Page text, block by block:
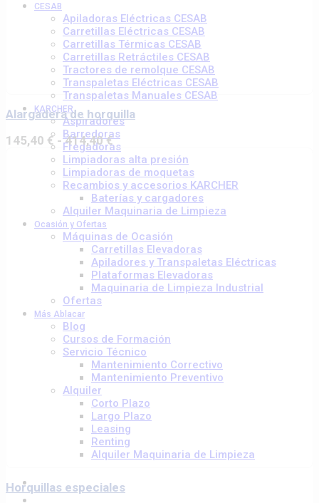
CESAB
Apiladoras Eléctricas CESAB
Carretillas Eléctricas CESAB
Carretillas Térmicas CESAB
Carretillas Retráctiles CESAB
Tractores de remolque CESAB
Transpaletas Eléctricas CESAB
Transpaletas Manuales CESAB
KARCHER
Aspiradores
Barredoras
Fregadoras
Limpiadoras alta presión
Limpiadoras de moquetas
Recambios y accesorios KARCHER
Baterías y cargadores
Alquiler Maquinaria de Limpieza
Ocasión y Ofertas
Máquinas de Ocasión
Carretillas Elevadoras
Apiladores y Transpaletas Eléctricas
Plataformas Elevadoras
Maquinaria de Limpieza Industrial
Ofertas
Más Ablacar
Blog
Cursos de Formación
Servicio Técnico
Mantenimiento Correctivo
Mantenimiento Preventivo
Alquiler
Corto Plazo
Largo Plazo
Leasing
Renting
Alquiler Maquinaria de Limpieza
producto
múltiples
variantes.
Alargadera de horquilla
145,40 € - 414,40€Rango
de
precios:
desde
145,40 €
hasta
Horquillas especiales